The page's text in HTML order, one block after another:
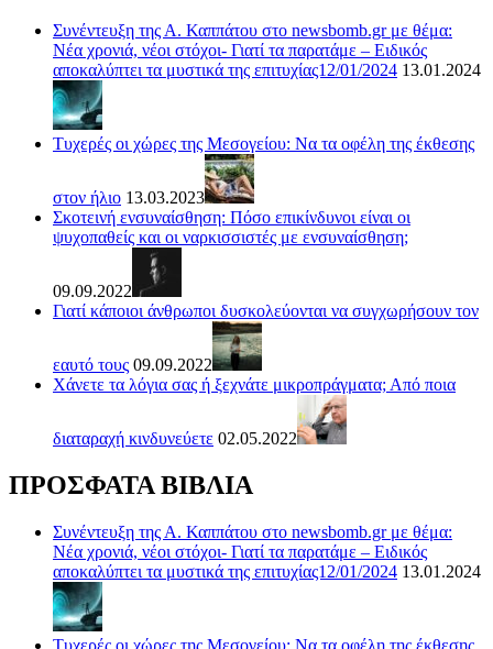
Συνέντευξη της Α. Καππάτου στο newsbomb.gr με θέμα:
Νέα χρονιά, νέοι στόχοι- Γιατί τα παρατάμε – Ειδικός
αποκαλύπτει τα μυστικά της επιτυχίας12/01/2024 13.01.2024
Τυχερές οι χώρες της Μεσογείου: Να τα οφέλη της έκθεσης
στον ήλιο 13.03.2023
Σκοτεινή ενσυναίσθηση: Πόσο επικίνδυνοι είναι οι
ψυχοπαθείς και οι ναρκισσιστές με ενσυναίσθηση;
09.09.2022
Γιατί κάποιοι άνθρωποι δυσκολεύονται να συγχωρήσουν τον
εαυτό τους 09.09.2022
Χάνετε τα λόγια σας ή ξεχνάτε μικροπράγματα; Από ποια
διαταραχή κινδυνεύετε 02.05.2022
ΠΡΟΣΦΑΤΑ ΒΙΒΛΙΑ
Συνέντευξη της Α. Καππάτου στο newsbomb.gr με θέμα:
Νέα χρονιά, νέοι στόχοι- Γιατί τα παρατάμε – Ειδικός
αποκαλύπτει τα μυστικά της επιτυχίας12/01/2024 13.01.2024